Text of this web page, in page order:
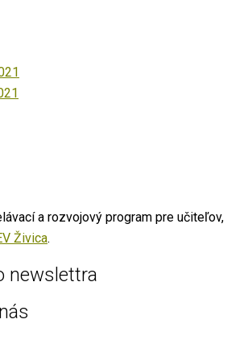
a rozvojový program pre učiteľov,
Živica.
newslettra